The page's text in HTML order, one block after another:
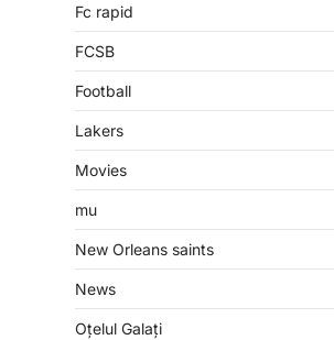
Fc rapid
FCSB
Football
Lakers
Movies
mu
New Orleans saints
News
Oțelul Galați